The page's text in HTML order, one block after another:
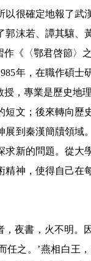
以很確定地報了武
沫若、譚其驤、
《〈鄂君啓節〉之
年，在職作碩士
，專業是歷史地理
文；後來轉向歷
到秦漢簡牘領域
新的問題。從大
神，使得自己在
書，火不明。因
任之。’燕相白王